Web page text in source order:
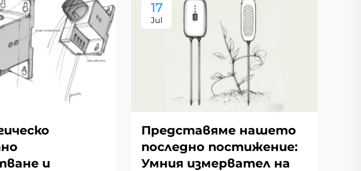
и
17
Jul
Представяме нашето
последно постижение:
Умния измервател на